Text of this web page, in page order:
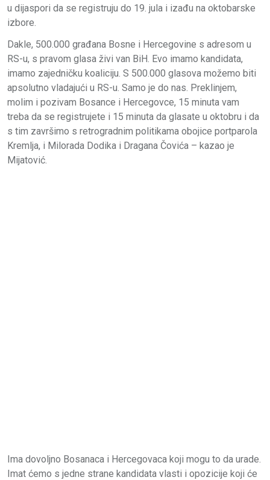
u dijaspori da se registruju do 19. jula i izađu na oktobarske
izbore.
Dakle, 500.000 građana Bosne i Hercegovine s adresom u
RS-u, s pravom glasa živi van BiH. Evo imamo kandidata,
imamo zajedničku koaliciju. S 500.000 glasova možemo biti
apsolutno vladajući u RS-u. Samo je do nas. Preklinjem,
molim i pozivam Bosance i Hercegovce, 15 minuta vam
treba da se registrujete i 15 minuta da glasate u oktobru i da
s tim završimo s retrogradnim politikama obojice portparola
Kremlja, i Milorada Dodika i Dragana Čovića – kazao je
Mijatović.
Ima dovoljno Bosanaca i Hercegovaca koji mogu to da urade.
Imat ćemo s jedne strane kandidata vlasti i opozicije koji će